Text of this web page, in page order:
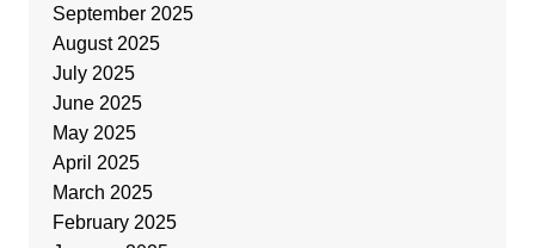
September 2025
August 2025
July 2025
June 2025
May 2025
April 2025
March 2025
February 2025